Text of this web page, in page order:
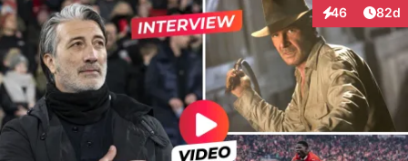
46
Interaktionen
82d